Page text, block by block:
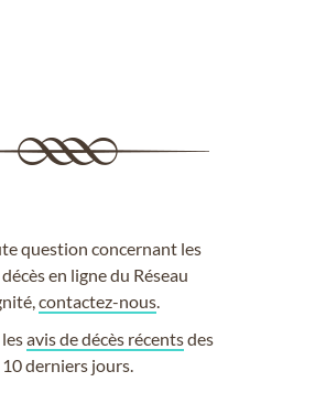
question concernant les
en ligne du Réseau
contactez-nous
lesavis de décès récentsdes
10 derniers jours.